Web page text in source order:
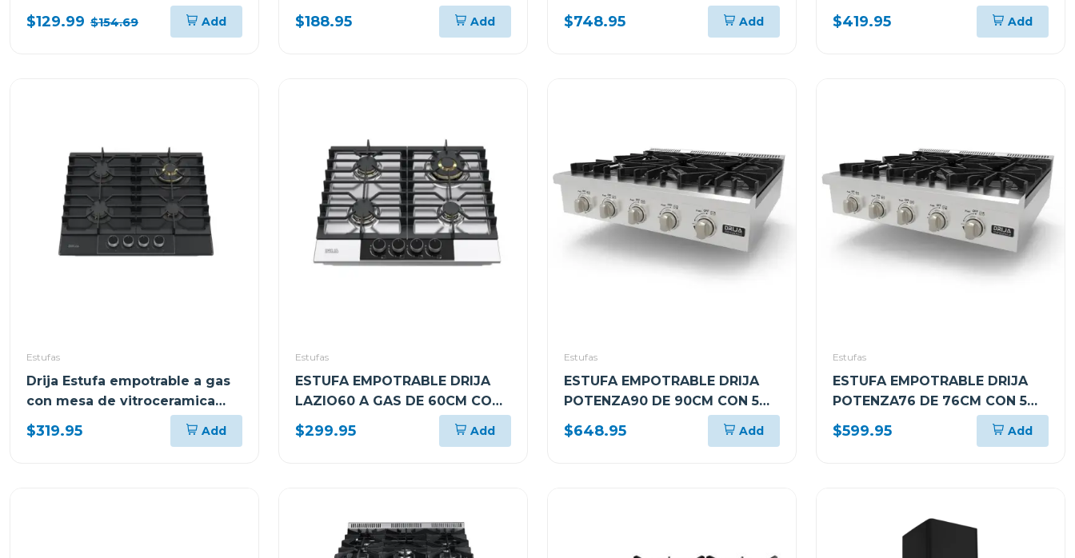
$129.99 $154.69 Add
sottile60
$188.95 Add
78l 76g
$748.95 Add
potencia 1200w
$419.95 Add
Estufas
Drija Estufa empotrable a gas
con mesa de vitroceramica
mate 4 quemadores italia
$319.95 Add
Estufas
ESTUFA EMPOTRABLE DRIJA
LAZIO60 A GAS DE 60CM CON
4 QUEMADORES
$299.95 Add
Estufas
ESTUFA EMPOTRABLE DRIJA
POTENZA90 DE 90CM CON 5
QUEMADORES
$648.95 Add
Estufas
ESTUFA EMPOTRABLE DRIJA
POTENZA76 DE 76CM CON 5
QUEMADORES
$599.95 Add